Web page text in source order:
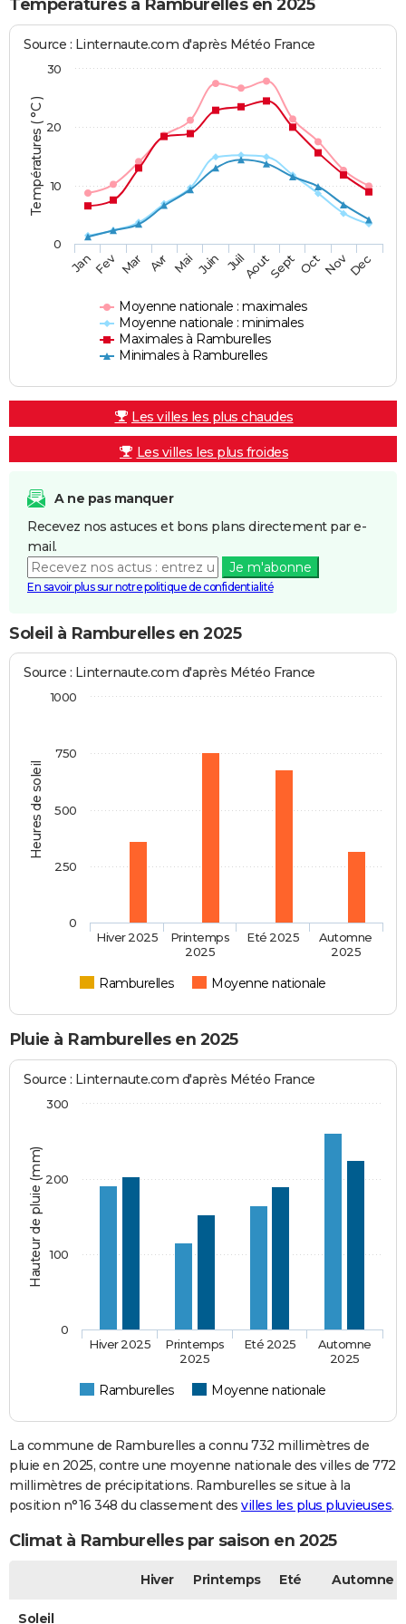
Températures à Ramburelles en 2025
Températures ( °C )
Source : Linternaute.com d'après Météo France
Moyenne nationale : maximales
Moyenne nationale : minimales
Maximales à Ramburelles
Minimales à Ramburelles
JanFev Mar Avr Mai Juin JuilAoutSept OctNovDec
0
10
20
30
Les villes les plus chaudes
Les villes les plus froides
A ne pas manquer
Recevez nos astuces et bons plans directement par e-
mail.
Je m'abonne
En savoir plus sur notre politique de confidentialité
Soleil à Ramburelles en 2025
Heures de soleil
Source : Linternaute.com d'après Météo France
Ramburelles Moyenne nationale
Hiver 2025
Printemps
2025
Eté 2025
Automne
2025
0
250
500
750
1000
Pluie à Ramburelles en 2025
Hauteur de pluie (mm)
Source : Linternaute.com d'après Météo France
Ramburelles Moyenne nationale
Hiver 2025
Printemps
2025
Eté 2025
Automne
2025
0
100
200
300
La commune de Ramburelles a connu 732 millimètres de
pluie en 2025, contre une moyenne nationale des villes de 772
millimètres de précipitations. Ramburelles se situe à la
position n°16 348 du classement des villes les plus pluvieuses.
Climat à Ramburelles par saison en 2025
Hiver Printemps Eté Automne
Soleil